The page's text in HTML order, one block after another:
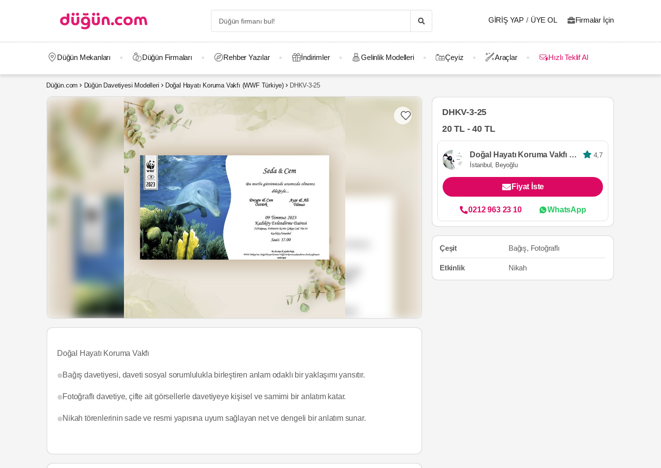
GIRIŞ YAP / ÜYE OL Firmalar İçin
Düğün Mekanları Düğün Firmaları Rehber Yazılar İndirimler Gelinlik Modelleri Çeyiz Araçlar Hızlı Teklif Al
Düğün.com Düğün Davetiyesi Modelleri Doğal Hayatı Koruma Vakfı (WWF Türkiye) DHKV-3-25
Doğal Hayatı Koruma Vakfı
Bağış davetiyesi, daveti sosyal sorumlulukla birleştiren anlam odaklı bir yaklaşımı yansıtır.
Fotoğraflı davetiye, çifte ait görsellerle davetiyeye kişisel ve samimi bir anlatım katar.
Nikah törenlerinin sade ve resmi yapısına uyum sağlayan net ve dengeli bir anlatım sunar.
DHKV-3-25
20 TL - 40 TL
Doğal Hayatı Koruma Vakfı (WWF Türkiye) 4,7
İstanbul, Beyoğlu
Fiyat İste
0212 963 23 10 WhatsApp
Çeşit Bağış, Fotoğraflı
Etkinlik Nikah